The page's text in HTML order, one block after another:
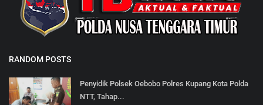
RANDOM POSTS
Penyidik Polsek Oebobo Polres Kupang Kota Polda
NTT, Tahap...